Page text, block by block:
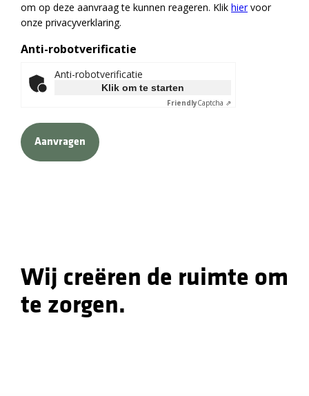
om op deze aanvraag te kunnen reageren. Klik hiervoor
onze privacyverklaring.
Anti-robotverificatie
Anti-robotverificatie
Klik om te starten
FriendlyCaptcha ⇗
Wij creëren de ruimte om
te zorgen.